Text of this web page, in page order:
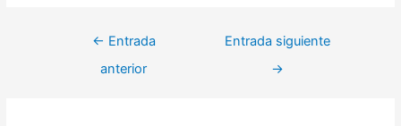
Navegación
← Entrada
anterior
Entrada siguiente
→